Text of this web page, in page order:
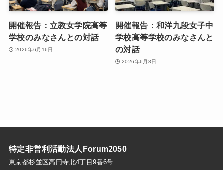
開催報告：立教女学院高等
学校のみなさんとの対話
2026年6月16日
開催報告：和洋九段女子中
学校高等学校のみなさんと
の対話
2026年6月8日
特定非営利活動法人Forum2050
東京都杉並区高円寺北4丁目9番6号